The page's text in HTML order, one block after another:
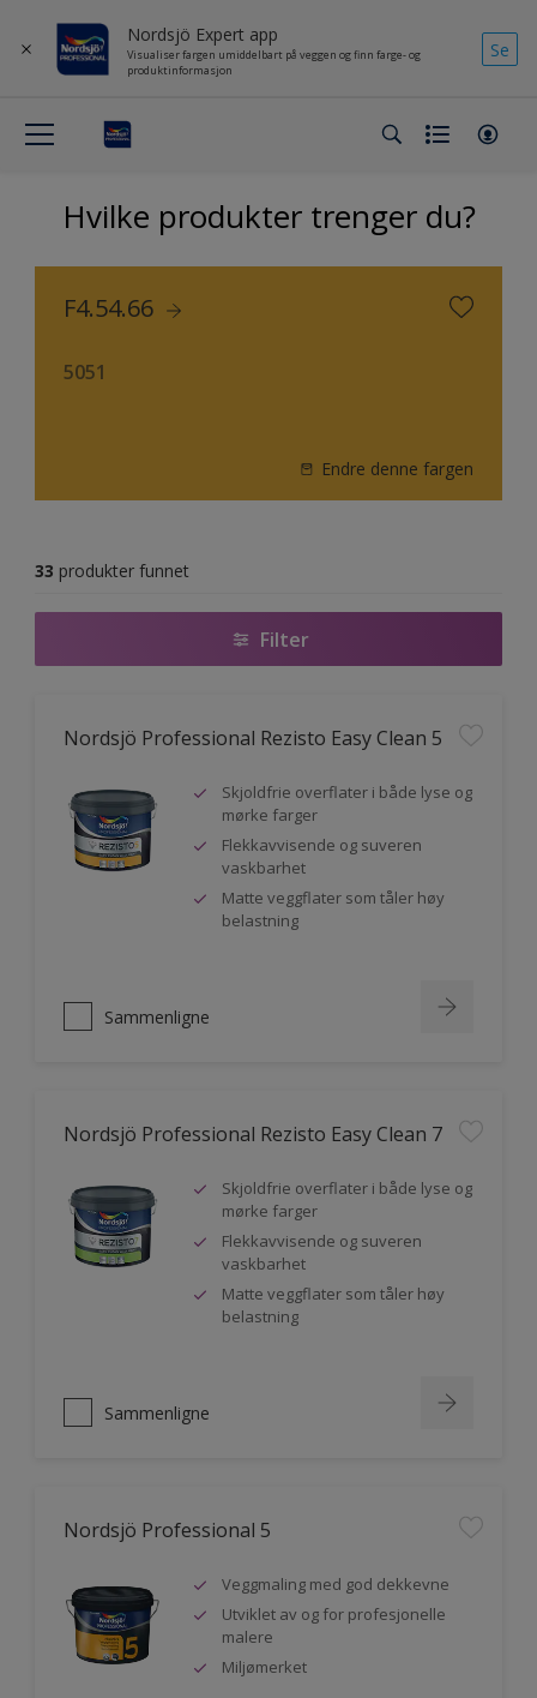
Nordsjö Expert app
Visualiser fargen umiddelbart på veggen og finn farge- og
produktinformasjon
Se
Hvilke produkter trenger du?
F4.54.66
5051
Endre denne fargen
33 produkter funnet
Filter
Nordsjö Professional Rezisto Easy Clean 5
Skjoldfrie overflater i både lyse og
mørke farger
Flekkavvisende og suveren
vaskbarhet
Matte veggflater som tåler høy
belastning
Sammenligne
Nordsjö Professional Rezisto Easy Clean 7
Skjoldfrie overflater i både lyse og
mørke farger
Flekkavvisende og suveren
vaskbarhet
Matte veggflater som tåler høy
belastning
Sammenligne
Nordsjö Professional 5
Veggmaling med god dekkevne
Utviklet av og for profesjonelle
malere
Miljømerket